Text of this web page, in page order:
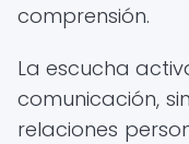
comprensión.
La escucha
comunicación,
relaciones